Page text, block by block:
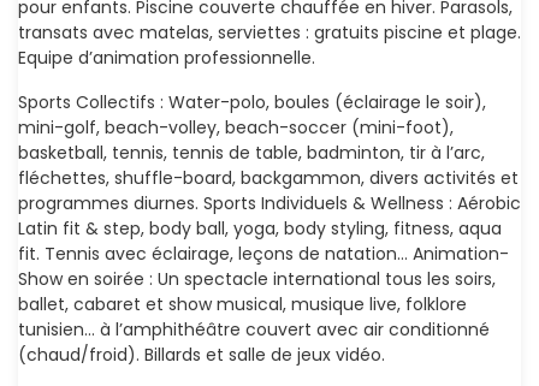
pour enfants. Piscine couverte chauffée en hiver. Parasols,
transats avec matelas, serviettes : gratuits piscine et plage.
Equipe d’animation professionnelle.
Sports Collectifs : Water-polo, boules (éclairage le soir),
mini-golf, beach-volley, beach-soccer (mini-foot),
basketball, tennis, tennis de table, badminton, tir à l’arc,
fléchettes, shuffle-board, backgammon, divers activités et
programmes diurnes. Sports Individuels & Wellness : Aérobic
Latin fit & step, body ball, yoga, body styling, fitness, aqua
fit. Tennis avec éclairage, leçons de natation… Animation-
Show en soirée : Un spectacle international tous les soirs,
ballet, cabaret et show musical, musique live, folklore
tunisien… à l’amphithéâtre couvert avec air conditionné
(chaud/froid). Billards et salle de jeux vidéo.